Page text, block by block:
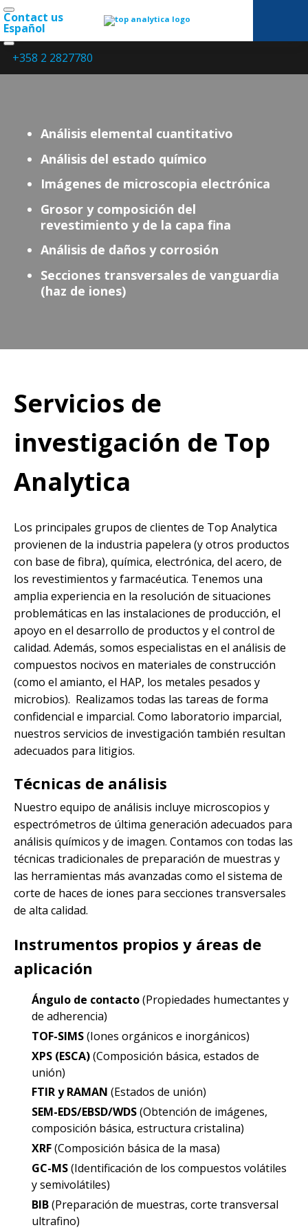
Contact us
Español
+358 2 2827780
Análisis elemental cuantitativo
Análisis del estado químico
Imágenes de microscopia electrónica
Grosor y composición del
revestimiento y de la capa fina
Análisis de daños y corrosión
Secciones transversales de vanguardia
(haz de iones)
Servicios de
investigación de Top
Analytica
Los principales grupos de clientes de Top Analytica
provienen de la industria papelera (y otros productos
con base de fibra), química, electrónica, del acero, de
los revestimientos y farmacéutica. Tenemos una
amplia experiencia en la resolución de situaciones
problemáticas en las instalaciones de producción, el
apoyo en el desarrollo de productos y el control de
calidad. Además, somos especialistas en el análisis de
compuestos nocivos en materiales de construcción
(como el amianto, el HAP, los metales pesados y
microbios). Realizamos todas las tareas de forma
confidencial e imparcial. Como laboratorio imparcial,
nuestros servicios de investigación también resultan
adecuados para litigios.
Técnicas de análisis
Nuestro equipo de análisis incluye microscopios y
espectrómetros de última generación adecuados para
análisis químicos y de imagen. Contamos con todas las
técnicas tradicionales de preparación de muestras y
las herramientas más avanzadas como el sistema de
corte de haces de iones para secciones transversales
de alta calidad.
Instrumentos propios y áreas de
aplicación
Ángulo de contacto(Propiedades humectantes y
de adherencia)
TOF-SIMS(Iones orgánicos e inorgánicos)
XPS (ESCA)(Composición básica, estados de
unión)
FTIR y RAMAN (Estados de unión)
SEM-EDS/EBSD/WDS(Obtención de imágenes,
composición básica, estructura cristalina)
XRF(Composición básica de la masa)
GC-MS(Identificación de los compuestos volátiles
y semivolátiles)
BIB(Preparación de muestras, corte transversal
ultrafino)